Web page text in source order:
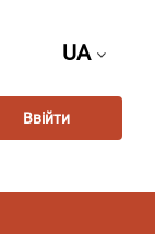
UA
Ввійти